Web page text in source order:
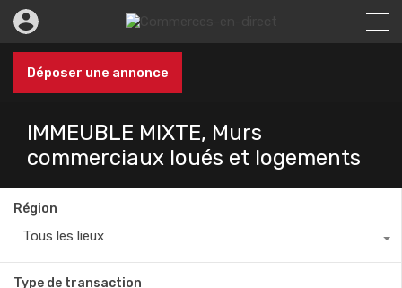
Déposer une annonce
IMMEUBLE MIXTE, Murs
commerciaux loués et logements
Région
Tous les lieux
Type de transaction